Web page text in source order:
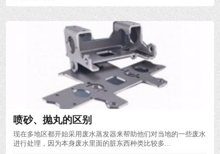
喷砂、抛丸的区别
现在多地区都开始采用废水蒸发器来帮助他们对当地的一些废水
进行处理，因为本身废水里面的脏东西种类比较多...